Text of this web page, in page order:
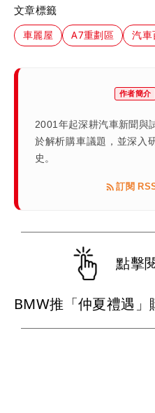
文章標籤
車麗屋 A7重劃區 汽車
作者簡介
2001年起深耕汽車新聞與
於解析購車議題，並深入
史。
訂閱
點擊